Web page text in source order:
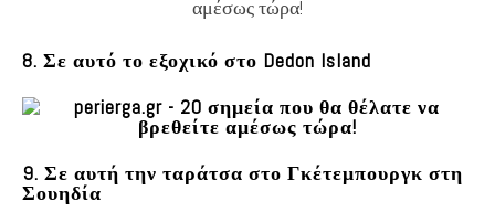
8. Σε αυτό το εξοχικό στο Dedon Island
9. Σε αυτή την ταράτσα στο Γκέτεμπουργκ στη
Σουηδία